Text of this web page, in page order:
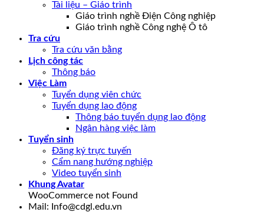
Tài liệu – Giáo trình
Giáo trình nghề Điện Công nghiệp
Giáo trình nghề Công nghệ Ô tô
Tra cứu
Tra cứu văn bằng
Lịch công tác
Thông báo
Việc Làm
Tuyển dụng viên chức
Tuyển dụng lao động
Thông báo tuyển dụng lao động
Ngân hàng việc làm
Tuyển sinh
Đăng ký trực tuyến
Cẩm nang hướng nghiệp
Video tuyển sinh
Khung Avatar
WooCommerce not Found
Mail: Info@cdgl.edu.vn